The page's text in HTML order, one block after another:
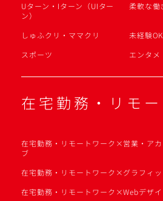
Uターン・Iターン（UIター
ン）
柔軟な働
しゅふクリ・ママクリ
未経験OK
スポーツ
エンタメ
在宅勤務・リモ
在宅勤務・リモートワーク×営業・アカ
ブ
在宅勤務・リモートワーク×グラフィ
在宅勤務・リモートワーク×Webデザイ